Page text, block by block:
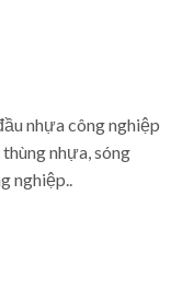
nhựa công nghiệp
nhựa, sóng
nghiệp..